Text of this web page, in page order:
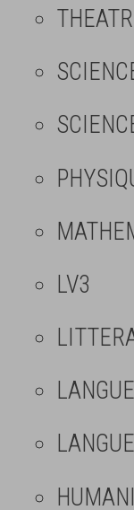
LV3